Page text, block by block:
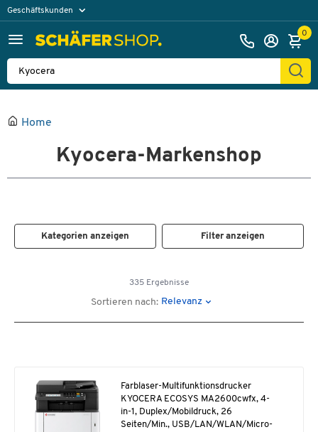
Geschäftskunden
0
Home
Kyocera-Markenshop
Kategorien anzeigen Filter anzeigen
335 Ergebnisse
Sortieren nach: Relevanz
Farblaser-Multifunktionsdrucker
KYOCERA ECOSYS MA2600cwfx, 4-
in-1, Duplex/Mobildruck, 26
Seiten/Min., USB/LAN/WLAN/Micro-